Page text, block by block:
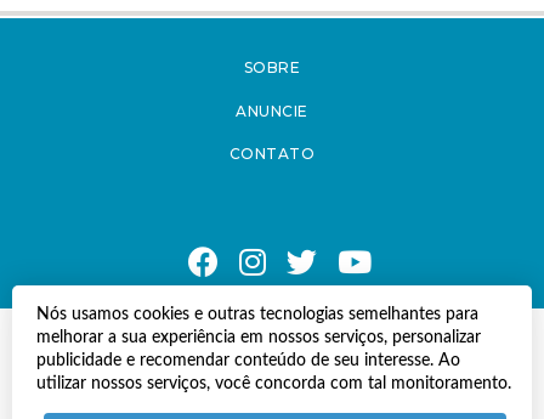
Nós usamos cookies e outras tecnologias semelhantes para
melhorar a sua experiência em nossos serviços, personalizar
publicidade e recomendar conteúdo de seu interesse. Ao
utilizar nossos serviços, você concorda com tal monitoramento.
SOBRE
ANUNCIE
CONTATO
© Copyright 2021 A Notícia do Caparaó.
Todos os direitos reservados.
Desenvolvido por